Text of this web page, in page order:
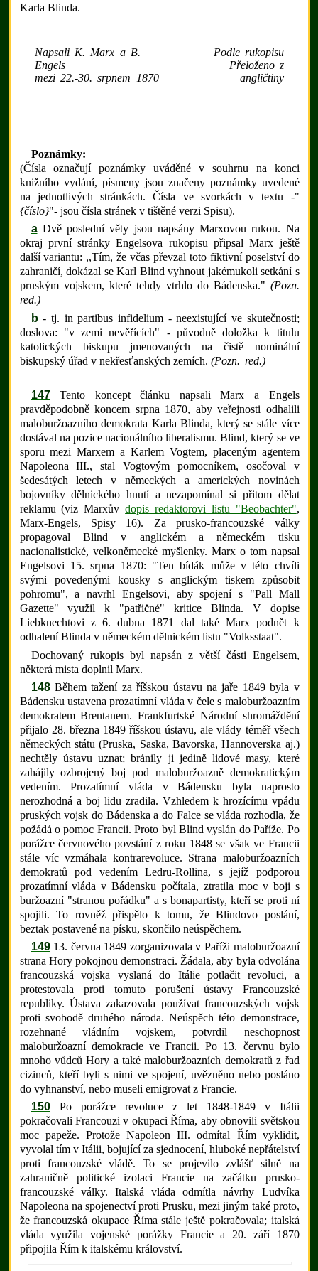
Karla Blinda.
Napsali K. Marx a B.
Engels
mezi 22.-30. srpnem 1870
Podle rukopisu
Přeloženo z
angličtiny
Poznámky:
(Čísla označují poznámky uváděné v souhrnu na konci
knižního vydání, písmeny jsou značeny poznámky uvedené
na jednotlivých stránkách. Čísla ve svorkách v textu -"
{číslo}"- jsou čísla stránek v tištěné verzi Spisu).
aDvě poslední věty jsou napsány Marxovou rukou. Na
okraj první stránky Engelsova rukopisu připsal Marx ještě
další variantu: ,,Tím, že včas převzal toto fiktivní poselství do
zahraničí, dokázal se Karl Blind vyhnout jakémukoli setkání s
pruským vojskem, které tehdy vtrhlo do Bádenska." (Pozn.
red.)
b- tj. in partibus infidelium - neexistující ve skutečnosti;
doslova: "v zemi nevěřících" - původně doložka k titulu
katolických biskupu jmenovaných na čistě nominální
biskupský úřad v nekřesťanských zemích. (Pozn. red.)
147Tento koncept článku napsali Marx a Engels
pravděpodobně koncem srpna 1870, aby veřejnosti odhalili
maloburžoazního demokrata Karla Blinda, který se stále více
dostával na pozice nacionálního liberalismu. Blind, který se ve
sporu mezi Marxem a Karlem Vogtem, placeným agentem
Napoleona III., stal Vogtovým pomocníkem, osočoval v
šedesátých letech v německých a amerických novinách
bojovníky dělnického hnutí a nezapomínal si přitom dělat
reklamu (viz Marxůvdopis redaktorovi listu "Beobachter",
Marx-Engels, Spisy 16). Za prusko-francouzské války
propagoval Blind v anglickém a německém tisku
nacionalistické, velkoněmecké myšlenky. Marx o tom napsal
Engelsovi 15. srpna 1870: "Ten bídák může v této chvíli
svými povedenými kousky s anglickým tiskem způsobit
pohromu", a navrhl Engelsovi, aby spojení s "Pall Mall
Gazette" využil k "patřičné" kritice Blinda. V dopise
Liebknechtovi z 6. dubna 1871 dal také Marx podnět k
odhalení Blinda v německém dělnickém listu "Volksstaat".
Dochovaný rukopis byl napsán z větší části Engelsem,
některá mista doplnil Marx.
148Během tažení za říšskou ústavu na jaře 1849 byla v
Bádensku ustavena prozatímní vláda v čele s maloburžoazním
demokratem Brentanem. Frankfurtské Národní shromáždění
přijalo 28. března 1849 říšskou ústavu, ale vlády téměř všech
německých státu (Pruska, Saska, Bavorska, Hannoverska aj.)
nechtěly ústavu uznat; bránily ji jedině lidové masy, které
zahájily ozbrojený boj pod maloburžoazně demokratickým
vedením. Prozatímní vláda v Bádensku byla naprosto
nerozhodná a boj lidu zradila. Vzhledem k hrozícímu vpádu
pruských vojsk do Bádenska a do Falce se vláda rozhodla, že
požádá o pomoc Francii. Proto byl Blind vyslán do Paříže. Po
porážce červnového povstání z roku 1848 se však ve Francii
stále víc vzmáhala kontrarevoluce. Strana maloburžoazních
demokratů pod vedením Ledru-Rollina, s jejíž podporou
prozatímní vláda v Bádensku počítala, ztratila moc v boji s
buržoazní "stranou pořádku" a s bonapartisty, kteří se proti ní
spojili. To rovněž přispělo k tomu, že Blindovo poslání,
beztak postavené na písku, skončilo neúspěchem.
14913. června 1849 zorganizovala v Paříži maloburžoazní
strana Hory pokojnou demonstraci. Žádala, aby byla odvolána
francouzská vojska vyslaná do Itálie potlačit revoluci, a
protestovala proti tomuto porušení ústavy Francouzské
republiky. Ústava zakazovala používat francouzských vojsk
proti svobodě druhého národa. Neúspěch této demonstrace,
rozehnané vládním vojskem, potvrdil neschopnost
maloburžoazní demokracie ve Francii. Po 13. červnu bylo
mnoho vůdců Hory a také maloburžoazních demokratů z řad
cizinců, kteří byli s nimi ve spojení, uvězněno nebo posláno
do vyhnanství, nebo museli emigrovat z Francie.
150Po porážce revoluce z let 1848-1849 v Itálii
pokračovali Francouzi v okupaci Říma, aby obnovili světskou
moc papeže. Protože Napoleon III. odmítal Řím vyklidit,
vyvolal tím v Itálii, bojující za sjednocení, hluboké nepřátelství
proti francouzské vládě. To se projevilo zvlášť silně na
zahraničně politické izolaci Francie na začátku prusko-
francouzské války. Italská vláda odmítla návrhy Ludvíka
Napoleona na spojenectví proti Prusku, mezi jiným také proto,
že francouzská okupace Říma stále ještě pokračovala; italská
vláda využila vojenské porážky Francie a 20. září 1870
připojila Řím k italskému království.